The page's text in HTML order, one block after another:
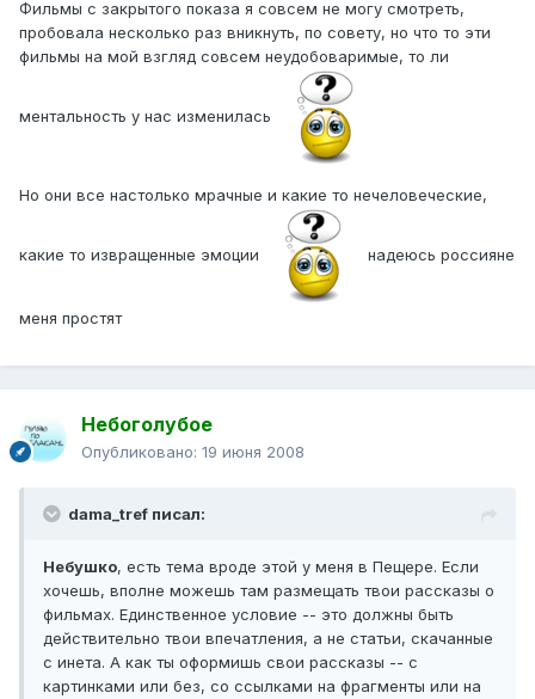
Фильмы с закрытого показа я совсем не могу смотреть,
пробовала несколько раз вникнуть, по совету, но что то эти
фильмы на мой взгляд совсем неудобоваримые, то ли
ментальность у нас изменилась
Но они все настолько мрачные и какие то нечеловеческие,
какие то извращенные эмоции надеюсь россияне
меня простят
Небоголубое
Опубликовано: 19 июня 2008
dama_tref писал:
Небушко, есть тема вроде этой у меня в Пещере. Если
хочешь, вполне можешь там размещать твои рассказы о
фильмах. Единственное условие -- это должны быть
действительно твои впечатления, а не статьи, скачанные
с инета. А как ты оформишь свои рассказы -- с
картинками или без, со ссылками на фрагменты или на